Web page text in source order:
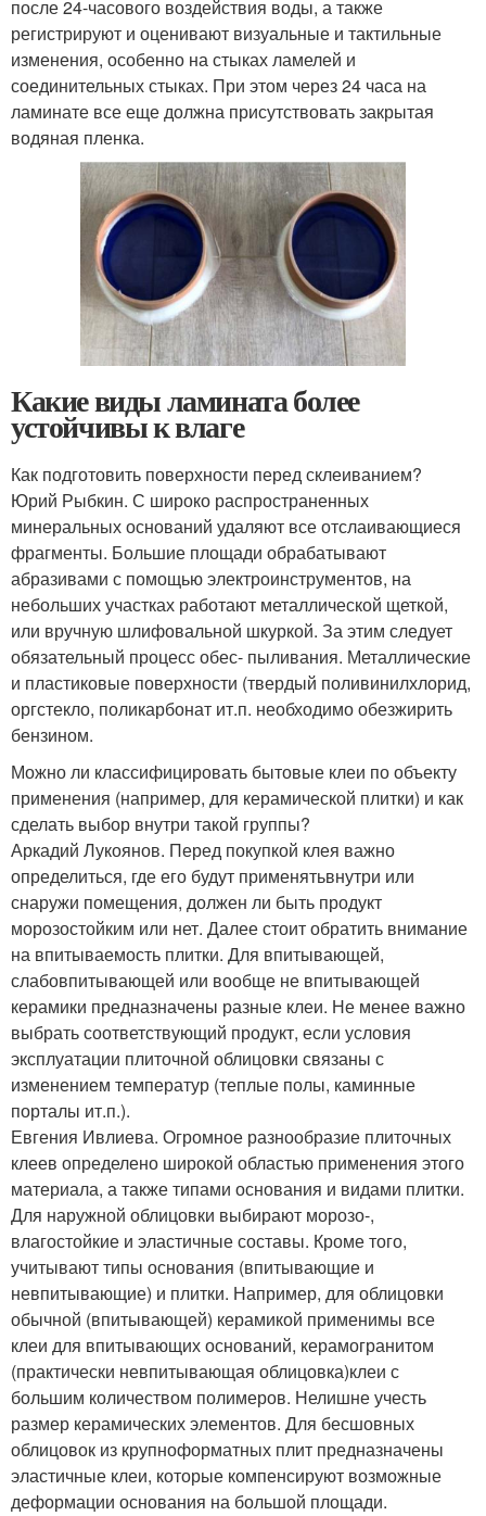
после 24-часового воздействия воды, а также
регистрируют и оценивают визуальные и тактильные
изменения, особенно на стыках ламелей и
соединительных стыках. При этом через 24 часа на
ламинате все еще должна присутствовать закрытая
водяная пленка.
Какие виды ламината более
устойчивы к влаге
Как подготовить поверхности перед склеиванием?
Юрий Рыбкин. С широко распространенных
минеральных оснований удаляют все отслаивающиеся
фрагменты. Большие площади обрабатывают
абразивами с помощью электроинструментов, на
небольших участках работают металлической щеткой,
или вручную шлифовальной шкуркой. За этим следует
обязательный процесс обес- пыливания. Металлические
и пластиковые поверхности (твердый поливинилхлорид,
оргстекло, поликарбонат ит.п. необходимо обезжирить
бензином.
Можно ли классифицировать бытовые клеи по объекту
применения (например, для керамической плитки) и как
сделать выбор внутри такой группы?
Аркадий Лукоянов. Перед покупкой клея важно
определиться, где его будут применятьвнутри или
снаружи помещения, должен ли быть продукт
морозостойким или нет. Далее стоит обратить внимание
на впитываемость плитки. Для впитывающей,
слабовпитывающей или вообще не впитывающей
керамики предназначены разные клеи. Не менее важно
выбрать соответствующий продукт, если условия
эксплуатации плиточной облицовки связаны с
изменением температур (теплые полы, каминные
порталы ит.п.).
Евгения Ивлиева. Огромное разнообразие плиточных
клеев определено широкой областью применения этого
материала, а также типами основания и видами плитки.
Для наружной облицовки выбирают морозо-,
влагостойкие и эластичные составы. Кроме того,
учитывают типы основания (впитывающие и
невпитывающие) и плитки. Например, для облицовки
обычной (впитывающей) керамикой применимы все
клеи для впитывающих оснований, керамогранитом
(практически невпитывающая облицовка)клеи с
большим количеством полимеров. Нелишне учесть
размер керамических элементов. Для бесшовных
облицовок из крупноформатных плит предназначены
эластичные клеи, которые компенсируют возможные
деформации основания на большой площади.